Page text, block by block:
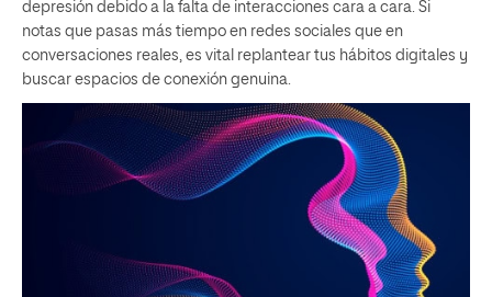
depresión debido a la falta de interacciones cara a cara. Si
notas que pasas más tiempo en redes sociales que en
conversaciones reales, es vital replantear tus hábitos digitales y
buscar espacios de conexión genuina.